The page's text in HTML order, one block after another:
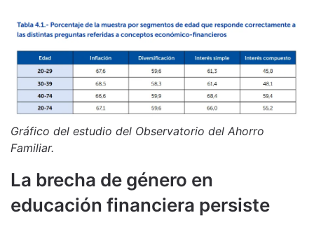
Gráfico del estudio del Observatorio del Ahorro
Familiar.
La brecha de género en
educación financiera persiste